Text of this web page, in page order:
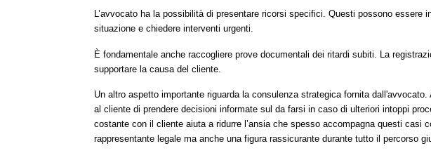
L’avvocato ha la possibilità di presentare ricorsi specifici. Questi possono essere
situazione e chiedere interventi urgenti.
È fondamentale anche raccogliere prove documentali dei ritardi subiti. La
supportare la causa del cliente.
Un altro aspetto importante riguarda la consulenza strategica fornita
al cliente di prendere decisioni informate sul da farsi in caso di ulteriori intoppi
costante con il cliente aiuta a ridurre l’ansia che spesso accompagna questi casi
rappresentante legale ma anche una figura rassicurante durante tutto il percorso